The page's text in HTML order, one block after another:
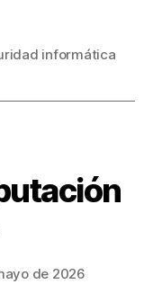
informática
de 2026